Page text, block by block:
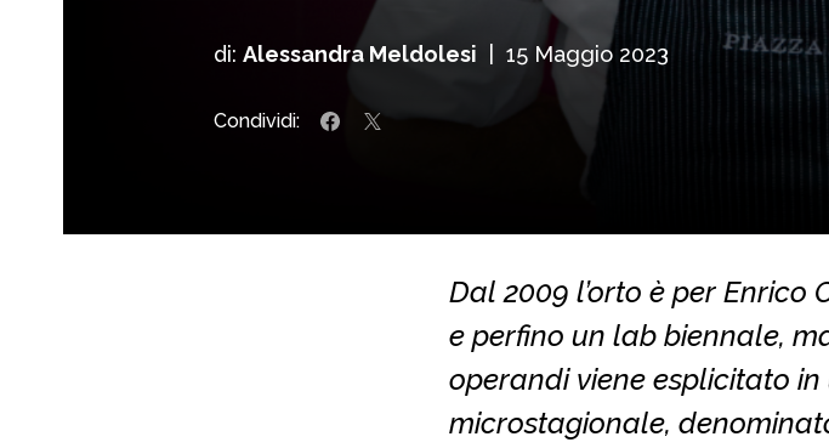
di: Alessandra Meldolesi 15 Maggio 2023
Condividi:
Dal 2009 l’orto è per
e perfino un lab biennale,
operandi viene esplicitato
microstagionale,